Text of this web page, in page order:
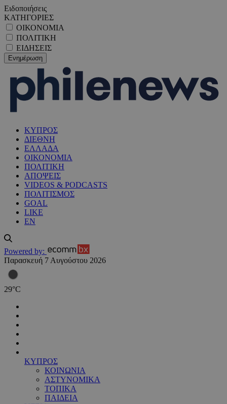
Ειδοποιήσεις
ΚΑΤΗΓΟΡΙΕΣ
ΟΙΚΟΝΟΜΙΑ
ΠΟΛΙΤΙΚΗ
ΕΙΔΗΣΕΙΣ
ΚΥΠΡΟΣ
ΔΙΕΘΝΗ
ΕΛΛΑΔΑ
ΟΙΚΟΝΟΜΙΑ
ΠΟΛΙΤΙΚΗ
ΑΠΟΨΕΙΣ
VIDEOS & PODCASTS
ΠΟΛΙΤΙΣΜΟΣ
GOAL
LIKE
EN
Powered by:
Παρασκευή 7 Αυγούστου 2026
29°C
ΚΥΠΡΟΣ
ΚΟΙΝΩΝΙΑ
ΑΣΤΥΝΟΜΙΚΑ
ΤΟΠΙΚΑ
ΠΑΙΔΕΙΑ